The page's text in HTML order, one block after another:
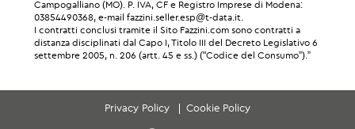
Campogalliano (MO). P. IVA, CF e Registro Imprese di Modena:
03854490368, e-mail fazzini.seller.esp@t-data.it.
I contratti conclusi tramite il Sito Fazzini.com sono contratti a
distanza disciplinati dal Capo I, Titolo III del Decreto Legislativo 6
settembre 2005, n. 206 (artt. 45 e ss.) ("Codice del Consumo”).”
Privacy Policy Cookie Policy